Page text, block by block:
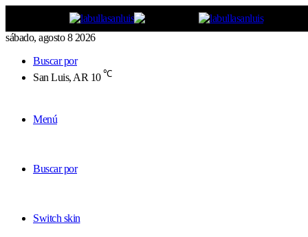
sábado, agosto 8 2026
Buscar por
San Luis, AR 10 ℃
Menú
Buscar por
Switch skin